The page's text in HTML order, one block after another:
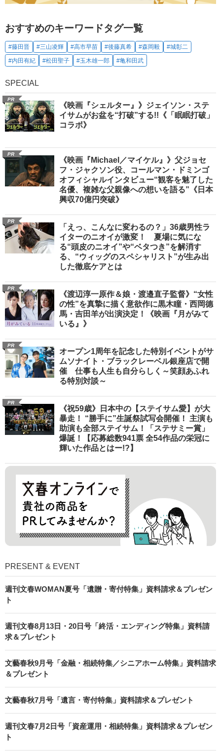
おすすめのキーワードタグ一覧
#藤田晋 #三山凌輝 #高市早苗 #後藤真希 #森岡毅
#城彰二
#内田有紀
#松田聖子 #玉木雄一郎 #亀和田武
SPECIAL
PR
《映画『シェルター』》ジェイソン・ステ
イサムがお盆を“打破”する!!《「眠眠打破」
コラボ》
PR
《映画『Michael／マイケル』》父ジョセ
フ・ジャクソン役、コールマン・ドミンゴ
オフィシャルインタビュー“観客を魅了した
名優、複雑な父親像への想いを語る”《日本
興収70億円突破》
PR
「えっ、こんなに変わるの？」36歳男性ラ
イターのニオイが激変！ 夏場に気にな
る“頭皮のニオイ”や“ベタつき”を解消す
る、“ウィッグのスペシャリスト”が生み出
した徹底ケアとは
PR
《渡辺淳一原作＆娘・渡邉直子監督》“女性
の性”を真摯に描く意欲作に黒木瞳・西岡德
馬・吉田羊が出演決定！《映画『月がみて
いる』》
PR
オープン1周年を記念した特別イベントがサ
ムソナイト・ブラックレーベル銀座店で開
催 仕事も人生も自分らしく～笑顔あふれ
る特別対談～
PR
《祝59歳》日本中の【ステイサム愛】が大
暴走！ “勝手に”生誕祭試写会開催！ 主演も
助演も全部ステイサム！「ステサミー賞」
爆誕！【応募総数941票 全54作品の栄冠に
輝いた作品とはー!?】
PRESENT & EVENT
週刊文春WOMAN夏号「遺贈・寄付特集」資料請求＆プレゼン
ト
週刊文春8月13日・20日号「終活・エンディング特集」資料請
求＆プレゼント
文藝春秋9月号「金融・相続特集／シニアホーム特集」資料請求
＆プレゼント
文藝春秋7月号「遺言・寄付特集」資料請求＆プレゼント
週刊文春7月2日号「資産運用・相続特集」資料請求＆プレゼン
ト